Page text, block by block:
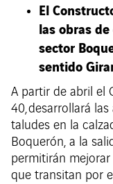
El
las obras
sector
sentido
A partir de abril el
40, desarrollará
taludes en la
Boquerón, a la
permitirán
que transitan por